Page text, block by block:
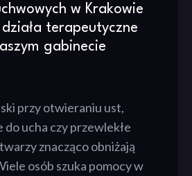
w Krakowie
terapeutyczne
gabinecie
przy otwieraniu ust,
ucha czy przewlekłe
znacząco obniżają
osób szuka pomocy w